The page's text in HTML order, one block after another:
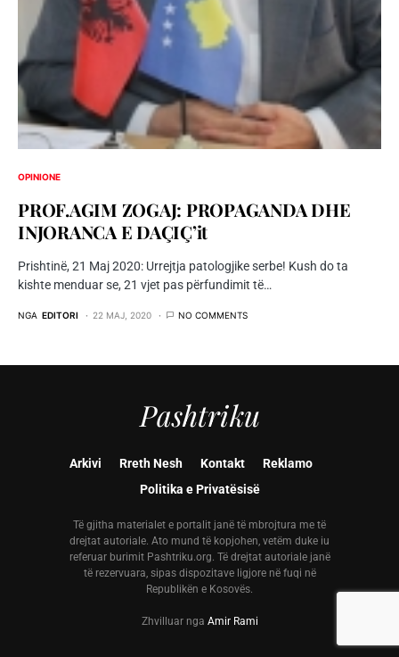
OPINIONE
PROF.AGIM ZOGAJ: PROPAGANDA DHE
INJORANCA E DAÇIÇ’it
Prishtinë, 21 Maj 2020: Urrejtja patologjike serbe! Kush do ta
kishte menduar se, 21 vjet pas përfundimit të…
NGA EDITORI 22 MAJ, 2020 NO COMMENTS
Pashtriku
Arkivi Rreth Nesh Kontakt
Reklamo
Politika e Privatësisë
Të gjitha materialet e portalit janë të mbrojtura me të
drejtat autoriale. Ato mund të kopjohen, vetëm duke iu
referuar burimit Pashtriku.org. Të drejtat autoriale janë
të rezervuara, sipas dispozitave ligjore në fuqi në
Republikën e Kosovës.
Zhvilluar nga Amir Rami